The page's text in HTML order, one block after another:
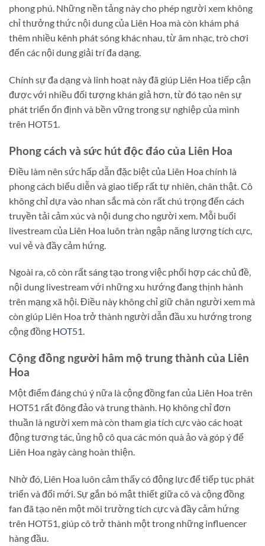
phong phú. Những nền tảng này cho phép người xem không
chỉ thưởng thức nội dung của Liên Hoa mà còn khám phá
thêm nhiều kênh phát sóng khác nhau, từ âm nhạc, trò chơi
đến các nội dung giải trí đa dạng.
Chính sự đa dạng và linh hoạt này đã giúp Liên Hoa tiếp cận
được với nhiều đối tượng khán giả hơn, từ đó tạo nên sự
phát triển ổn định và bền vững trong sự nghiệp của mình
trên HOT51.
Phong cách và sức hút độc đáo của Liên Hoa
Điều làm nên sức hấp dẫn đặc biệt của Liên Hoa chính là
phong cách biểu diễn và giao tiếp rất tự nhiên, chân thật. Cô
không chỉ dựa vào nhan sắc mà còn rất chú trọng đến cách
truyền tải cảm xúc và nội dung cho người xem. Mỗi buổi
livestream của Liên Hoa luôn tràn ngập năng lượng tích cực,
vui vẻ và đầy cảm hứng.
Ngoài ra, cô còn rất sáng tạo trong việc phối hợp các chủ đề,
nội dung livestream với những xu hướng đang thịnh hành
trên mạng xã hội. Điều này không chỉ giữ chân người xem mà
còn giúp Liên Hoa trở thành người dẫn đầu xu hướng trong
cộng đồng HOT51.
Cộng đồng người hâm mộ trung thành của Liên
Hoa
Một điểm đáng chú ý nữa là cộng đồng fan của Liên Hoa trên
HOT51 rất đông đảo và trung thành. Họ không chỉ đơn
thuần là người xem mà còn tham gia tích cực vào các hoạt
động tương tác, ủng hộ cô qua các món quà ảo và góp ý để
Liên Hoa ngày càng hoàn thiện.
Nhờ đó, Liên Hoa luôn cảm thấy có động lực để tiếp tục phát
triển và đổi mới. Sự gắn bó mật thiết giữa cô và cộng đồng
fan đã tạo nên một môi trường tích cực và đầy cảm hứng
trên HOT51, giúp cô trở thành một trong những influencer
hàng đầu.